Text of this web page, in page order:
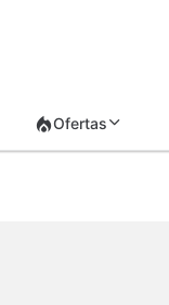
Ofertas